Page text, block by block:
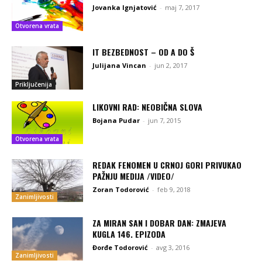
Otvorena vrata
Jovanka Ignjatović - maj 7, 2017
Priključenija
IT BEZBEDNOST – OD A DO Š
Julijana Vincan - jun 2, 2017
Otvorena vrata
LIKOVNI RAD: NEOBIČNA SLOVA
Bojana Pudar - jun 7, 2015
Zanimljivosti
REDAK FENOMEN U CRNOJ GORI PRIVUKAO
PAŽNJU MEDIJA /VIDEO/
Zoran Todorović - feb 9, 2018
Zanimljivosti
ZA MIRAN SAN I DOBAR DAN: ZMAJEVA
KUGLA 146. EPIZODA
Đorđe Todorović - avg 3, 2016